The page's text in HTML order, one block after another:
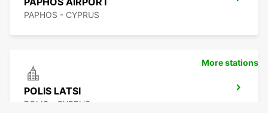
PAPHOS - CYPRUS
POLIS LATSI
POLIS - CYPRUS
More stations